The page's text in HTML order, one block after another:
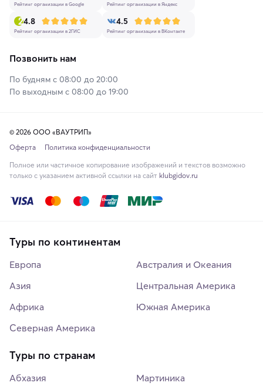
Рейтинг организации в Google Рейтинг организации в Яндекс
4.8
Рейтинг организации в 2ГИС
4.5
Рейтинг организации в ВКонтакте
Позвонить нам
По будням с 08:00 до 20:00
По выходным с 08:00 до 19:00
© 2026 ООО «ВАУТРИП»
Оферта
Политика конфиденциальности
Полное или частичное копирование изображений и текстов возможно
только с указанием активной ссылки на сайт klubgidov.ru
Туры по континентам
Европа
Азия
Африка
Северная Америка
Австралия и Океания
Центральная Америка
Южная Америка
Туры по странам
Абхазия
Мартиника